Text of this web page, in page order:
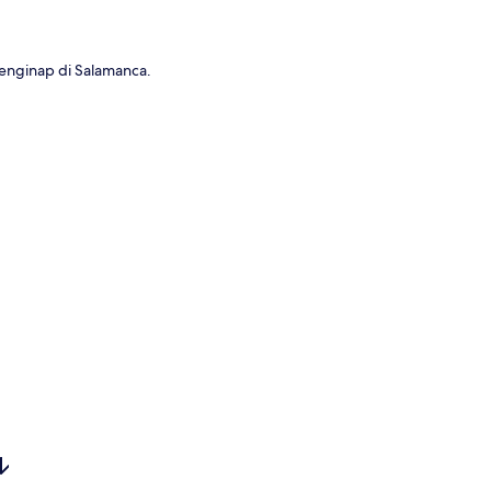
di Salamanca.